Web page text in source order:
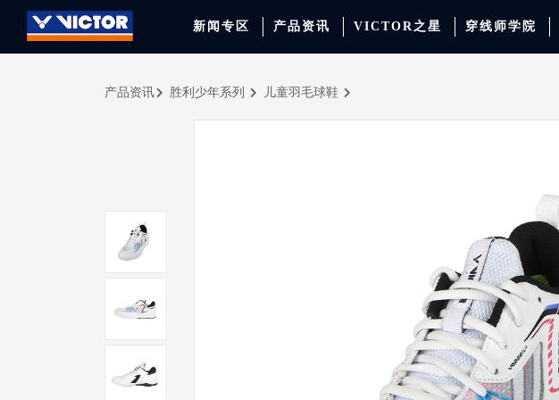
新闻专区 产品资讯 VICTOR之星 穿线师学院
品牌资讯 产品资讯 赛事聚焦
羽毛球拍 羽毛球鞋 运动包
签约球员 专业球队 品牌代言人
穿线师档案 学院新闻
天猫旗舰店 京东旗舰店
产品资讯 胜利少年系列 儿童羽毛球鞋